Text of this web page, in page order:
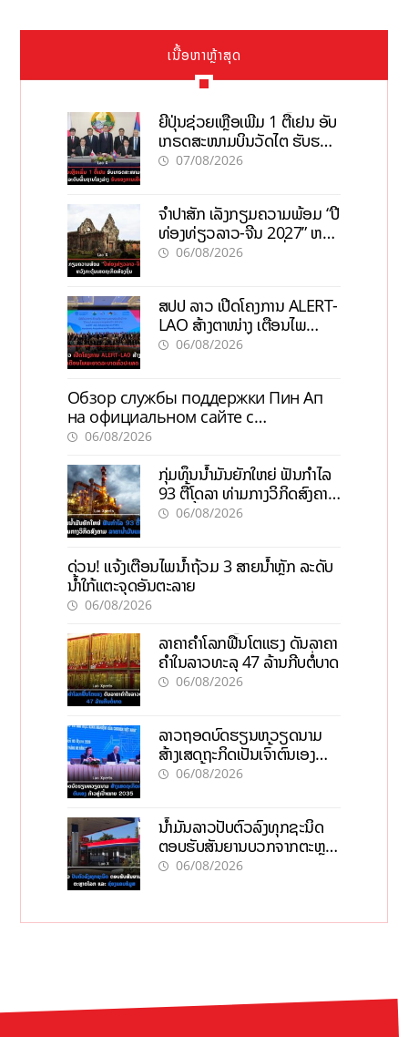
ເນື້ອຫາຫຼ້າສຸດ
ຍີ່ປຸ່ນຊ່ວຍເຫຼືອເພີ່ມ 1 ຕື້ເຢນ ອັບ
ເກຣດສະໜາມບິນວັດໄຕ ຮັບຮອງ
ການເຕີບໂຕ
07/08/2026
ຈຳປາສັກ ເລັ່ງກຽມຄວາມພ້ອມ “ປີ
ທ່ອງທ່ຽວລາວ-ຈີນ 2027” ຫວັງ
ກະຕຸ້ນເສດຖະກິດທ້ອງຖິ່ນ
06/08/2026
ສປປ ລາວ ເປີດໂຄງການ ALERT-
LAO ສ້າງຕາໜ່າງ ເຕືອນໄພ
ພະຍາດລະບາດທົ່ວປະເທດ
06/08/2026
Обзор службы поддержки Пин Ап
на официальном сайте с
актуальной информацией
06/08/2026
ກຸ່ມທຶນນ້ຳມັນຍັກໃຫຍ່ ຟັນກຳໄລ
93 ຕື້ໂດລາ ທ່າມກາງວິກິດສົງຄາມ
ລາຄານໍ້າມັນແພງ
06/08/2026
ດ່ວນ! ແຈ້ງເຕືອນໄພນໍ້າຖ້ວມ 3 ສາຍນໍ້າຫຼັກ ລະດັບ
ນໍ້າໃກ້ແຕະຈຸດອັນຕະລາຍ
06/08/2026
ລາຄາຄຳໂລກຟື້ນໂຕແຮງ ດັນລາຄາ
ຄຳໃນລາວທະລຸ 47 ລ້ານກີບຕໍ່ບາດ
06/08/2026
ລາວຖອດບົດຮຽນຫວຽດນາມ
ສ້າງເສດຖະກິດເປັນເຈົ້າຕົນເອງ
ກ້າວສູ່ເປົ້າໝາຍ 2035
06/08/2026
ນໍ້າມັນລາວປັບຕົວລົງທຸກຊະນິດ
ຕອບຮັບສັນຍານບວກຈາກຕະຫຼາດ
ໂລກ ແລະ ຊ່ອງແຄບຮໍມູສ
06/08/2026